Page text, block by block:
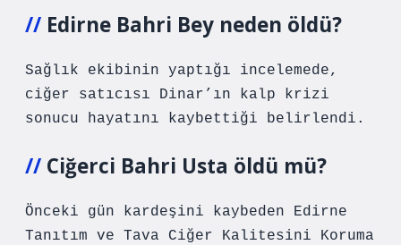
Edirne Bahri Bey neden öldü?
Sağlık ekibinin yaptığı incelemede,
ciğer satıcısı Dinar’ın kalp krizi
sonucu hayatını kaybettiği belirlendi.
Ciğerci Bahri Usta öldü mü?
Önceki gün kardeşini kaybeden Edirne
Tanıtım ve Tava Ciğer Kalitesini Koruma